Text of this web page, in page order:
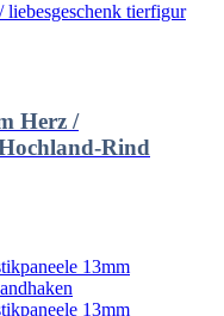
Herz /
Rind